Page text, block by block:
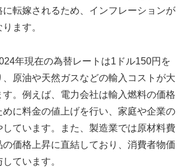
転嫁されるため、インフレーションが
ます。
年現在の為替レートは1ドル150円を
原油や天然ガスなどの輸入コストが大
。例えば、電力会社は輸入燃料の価格
めに料金の値上げを行い、家庭や企業の
ています。また、製造業では原材料費
価格上昇に直結しており、消費者物価
ています。